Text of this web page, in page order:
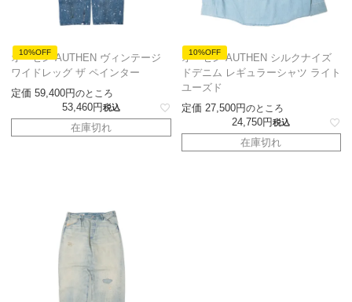
10%OFF
オーセン AUTHEN ヴィンテージ
ワイドレッグ ザ ペインター
定価 59,400 のところ
53,460 税込
在庫切れ
10%OFF
オーセン AUTHEN シルクナイズ
ドデニム レギュラーシャツ ライト
ユーズド
定価 27,500 のところ
24,750 税込
在庫切れ